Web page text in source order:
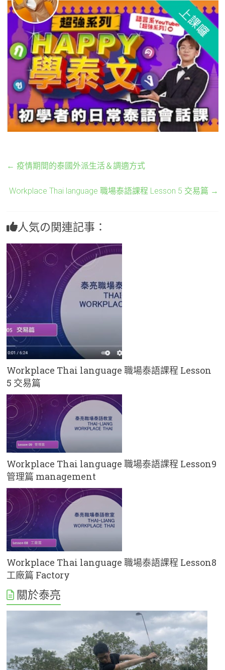
← 疫情期間的泰國外派生活＆調適方式
Workplace Thai language 職場泰語課程 Lesson 5 交易篇 →
人気の関連記事：
Workplace Thai language 職場泰語課程 Lesson
5 交易篇
Workplace Thai language 職場泰語課程 Lesson9
管理篇 management
Workplace Thai language 職場泰語課程 Lesson8
工廠篇 Factory
關於泰亮